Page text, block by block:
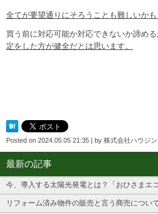
全てが要望通りにそろうことも難しいかも
買う前に対応可能か対応できないか諦める
定をした方が健全だとは思います。
Posted on 2024.05.05 21:35 | by 株式会社ハウジ
最新の記事
今、導入する太陽光発電とは？「おひさまエ
リフォーム済み物件の販売と言う商売につい